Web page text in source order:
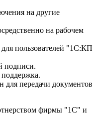
на другие
на рабочем
для пользователей "1С:КП
подписи.
поддержка.
передачи документов
фирмы "1С" и